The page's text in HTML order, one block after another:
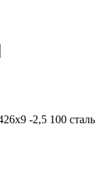
-2,5 100 сталь